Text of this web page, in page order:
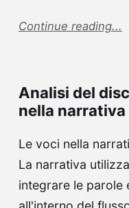
Continue reading...
Analisi del
nella narrativa
Le voci nella
La narrativa
integrare le parole